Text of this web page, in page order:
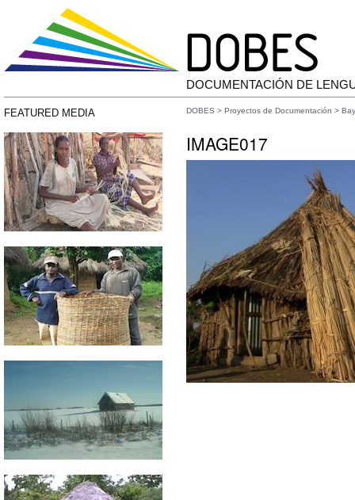
DOCUMENTACIÓN DE
FEATURED MEDIA DOBES > Proyectos de Documentación >
IMAGE017